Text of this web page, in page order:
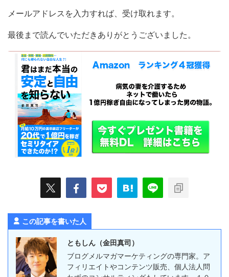
メールアドレスを入力すれば、受け取れます。
最後まで読んでいただきありがとうございました。
この記事を書いた人
ともしん（金田真司）
ブログメルマガマーケティングの専門家。ア
フィリエイトやコンテンツ販売、個人法人問